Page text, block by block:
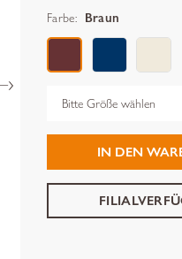
Farbe: Braun
Grösse
IN DEN